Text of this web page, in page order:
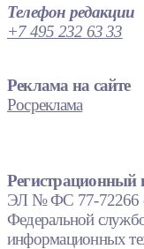
Телефон редакции
+7 495 232 63 33
Реклама на сайте
Росреклама
Регистрационный
ЭЛ № ФС 77-72266
Федеральной
информационных